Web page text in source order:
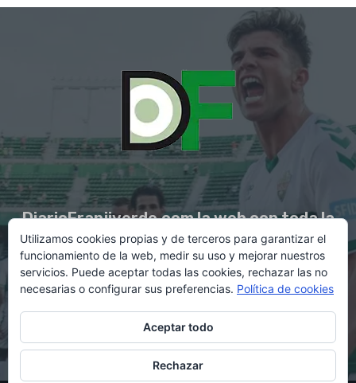
DiarioFranjiverde.com la web con toda la
información del Elche C.F.
Contacto en:diario@franjiverde.com
Utilizamos cookies propias y de terceros para garantizar el
funcionamiento de la web, medir su uso y mejorar nuestros
servicios. Puede aceptar todas las cookies, rechazar las no
necesarias o configurar sus preferencias. Política de cookies
Aceptar todo
Rechazar